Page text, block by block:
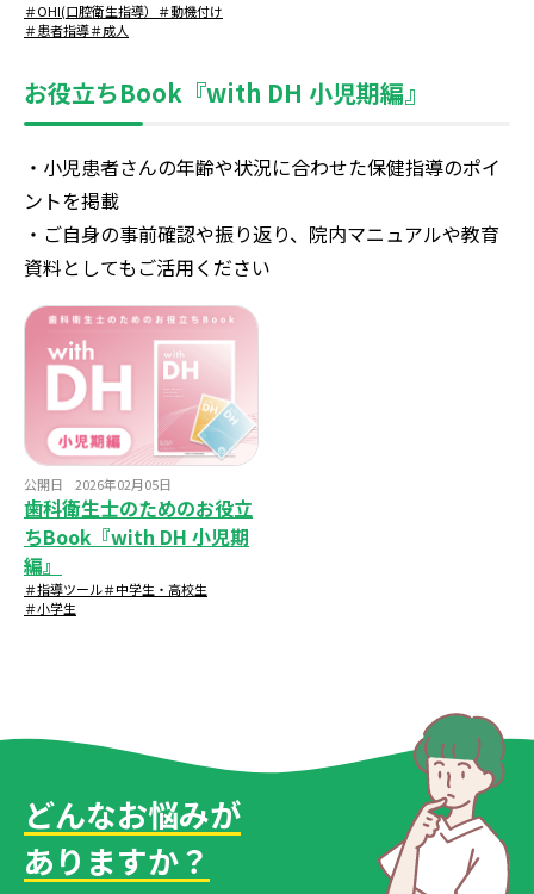
＃OHI(口腔衛生指導）
＃動機付け
＃患者指導＃成人
お役立ちBook『with DH 小児期編』
・小児患者さんの年齢や状況に合わせた保健指導のポイ
ントを掲載
・ご自身の事前確認や振り返り、院内マニュアルや教育
資料としてもご活用ください
公開日 2026年02月05日
歯科衛生士のためのお役立
ちBook『with DH 小児期
編』
＃指導ツール＃中学生・高校生
＃小学生
どんなお悩みが
ありますか？